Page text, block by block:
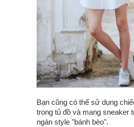
Bạn cũng có thể sử dụng
trong tủ đồ và mang sneaker
ngán style "bánh bèo".